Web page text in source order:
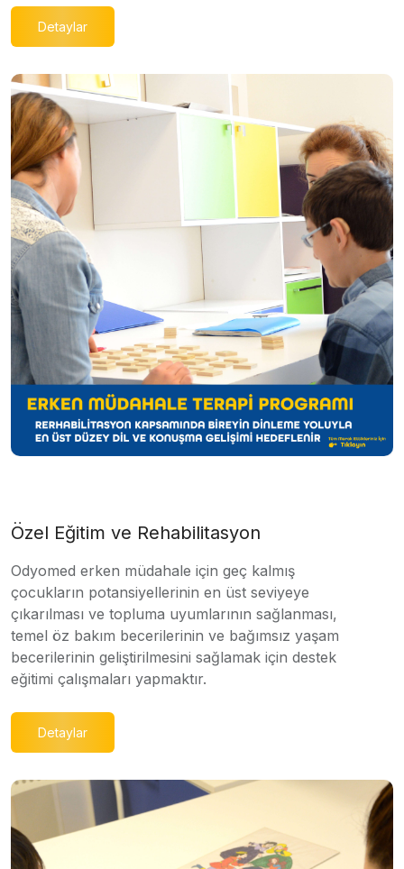
Detaylar
Özel Eğitim ve Rehabilitasyon
Odyomed erken müdahale için geç kalmış
çocukların potansiyellerinin en üst seviyeye
çıkarılması ve topluma uyumlarının sağlanması,
temel öz bakım becerilerinin ve bağımsız yaşam
becerilerinin geliştirilmesini sağlamak için destek
eğitimi çalışmaları yapmaktır.
Detaylar